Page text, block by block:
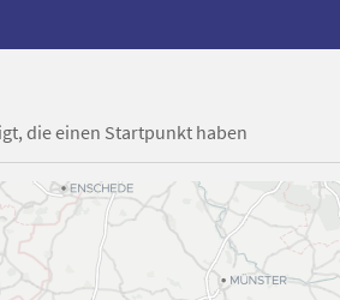
die einen Startpunkt haben